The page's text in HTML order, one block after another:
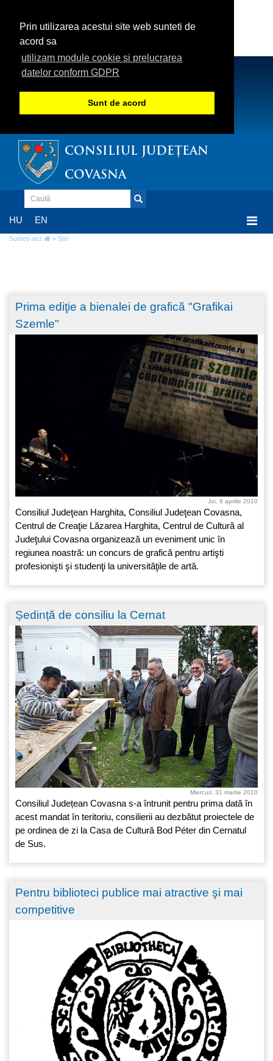
Prin utilizarea acestui site web sunteti de
acord sa
utilizam module cookie si prelucrarea
datelor conform GDPR
Sunt de acord
CONSILIUL JUDEȚEAN
COVASNA
HU EN
Sunteți aici: » Știri
Prima ediţie a bienalei de grafică "Grafikai
Szemle"
Joi, 8 aprilie 2010
Consiliul Judeţean Harghita, Consiliul Judeţean Covasna,
Centrul de Creaţie Lăzarea Harghita, Centrul de Cultură al
Judeţului Covasna organizează un eveniment unic în
regiunea noastră: un concurs de grafică pentru artişti
profesionişti şi studenţi la universităţile de artă.
Ședință de consiliu la Cernat
Miercuri, 31 martie 2010
Consiliul Județean Covasna s-a întrunit pentru prima dată în
acest mandat în teritoriu, consilierii au dezbătut proiectele de
pe ordinea de zi la Casa de Cultură Bod Péter din Cernatul
de Sus.
Pentru biblioteci publice mai atractive şi mai
competitive